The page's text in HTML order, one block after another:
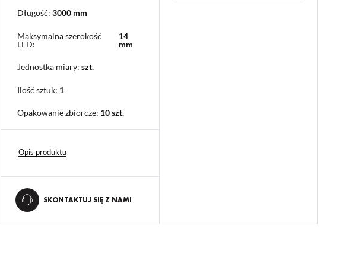
Długość: 3000 mm
Maksymalna szerokość
LED:
14
mm
Jednostka miary: szt.
Ilość sztuk: 1
Opakowanie zbiorcze: 10 szt.
Opis produktu
SKONTAKTUJ SIĘ Z NAMI